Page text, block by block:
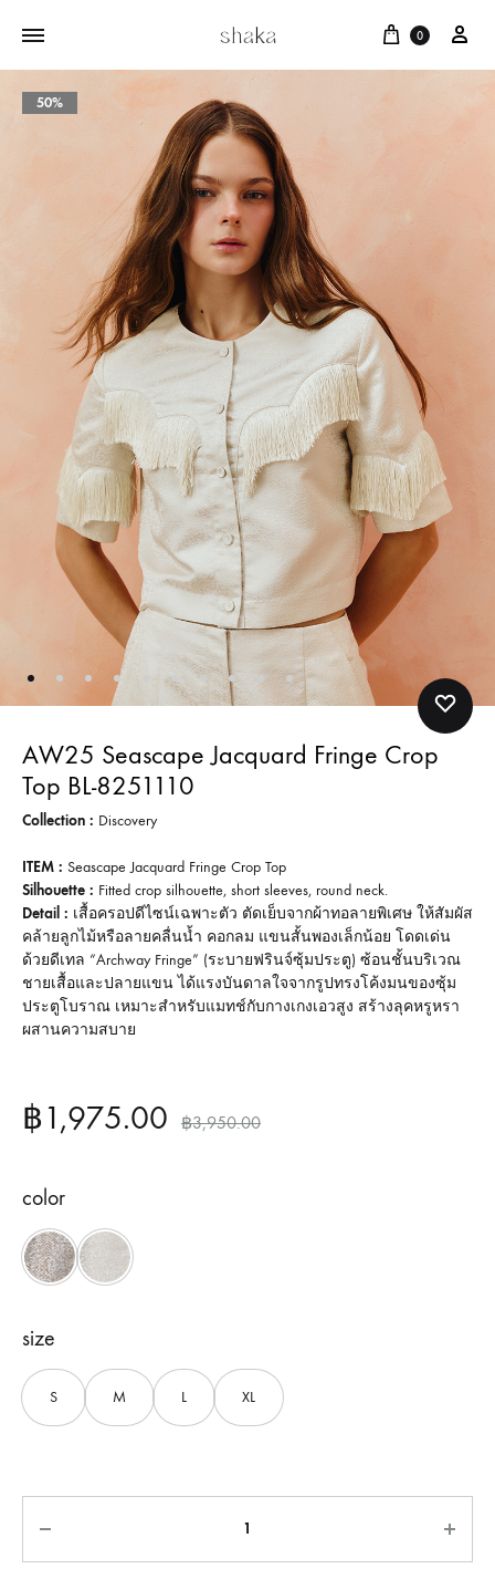
Cart
0
50%
AW25 Seascape Jacquard Fringe Crop
Top BL-8251110
Collection : Discovery
ITEM : Seascape Jacquard Fringe Crop Top
Silhouette : Fitted crop silhouette, short sleeves, round neck.
Detail : เสื้อครอปดีไซน์เฉพาะตัว ตัดเย็บจากผ้าทอลายพิเศษ ให้สัมผัส
คล้ายลูกไม้หรือลายคลื่นน้ำ คอกลม แขนสั้นพองเล็กน้อย โดดเด่น
ด้วยดีเทล “Archway Fringe” (ระบายฟรินจ์ซุ้มประตู) ซ้อนชั้นบริเวณ
ชายเสื้อและปลายแขน ได้แรงบันดาลใจจากรูปทรงโค้งมนของซุ้ม
ประตูโบราณ เหมาะสำหรับแมทช์กับกางเกงเอวสูง สร้างลุคหรูหรา
ผสานความสบาย
฿1,975.00 ฿3,950.00
color
Brown Cream
size
S M L XL